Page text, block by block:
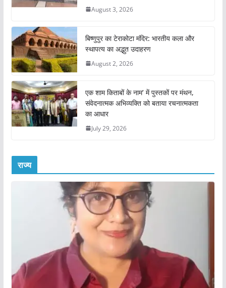
August 3, 2026
बिष्णुपुर का टेराकोटा मंदिर: भारतीय कला और
स्थापत्य का अद्भुत उदाहरण
August 2, 2026
एक शाम किताबों के नाम’ में पुस्तकों पर मंथन,
संवेदनात्मक अभिव्यक्ति को बताया रचनात्मकता
का आधार
July 29, 2026
राज्य